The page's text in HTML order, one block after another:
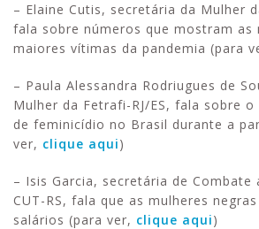
– Elaine Cutis, secretária da Mulher
fala sobre números que mostram as
maiores vítimas da pandemia (para
– Paula Alessandra Rodriugues de
Mulher da Fetrafi-RJ/ES, fala sobre
de feminicídio no Brasil durante a
ver, clique aqui)
– Isis Garcia, secretária de Combate
CUT-RS, fala que as mulheres
salários (para ver, clique aqui)